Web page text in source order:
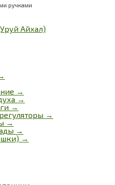
ручками
Айхал)
→
→
→
→
→
→
→